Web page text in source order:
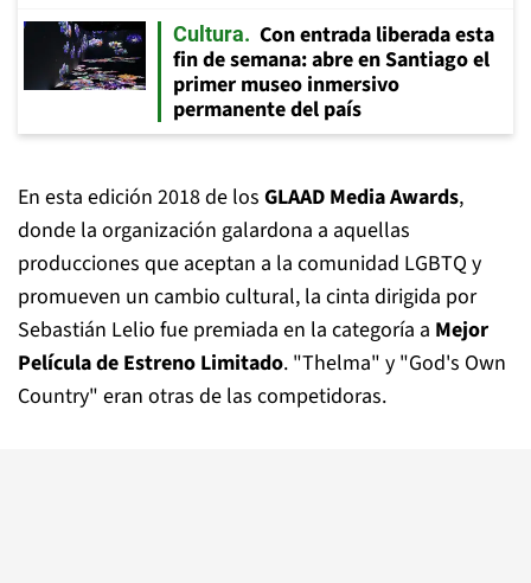
Cultura
Con entrada liberada esta
fin de semana: abre en Santiago el
primer museo inmersivo
permanente del país
En esta edición 2018 de los GLAAD Media Awards,
donde la organización galardona a aquellas
producciones que aceptan a la comunidad LGBTQ y
promueven un cambio cultural, la cinta dirigida por
Sebastián Lelio fue premiada en la categoría a Mejor
Película de Estreno Limitado. "Thelma" y "God's Own
Country" eran otras de las competidoras.